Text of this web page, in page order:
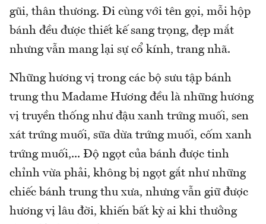
gũi, thân thương. Đi cùng với tên gọi, mỗi hộp
bánh đều được thiết kế sang trọng, đẹp mắt
nhưng vẫn mang lại sự cổ kính, trang nhã.
Những hương vị trong các bộ sưu tập bánh
trung thu Madame Hương đều là những hương
vị truyền thống như đậu xanh trứng muối, sen
xát trứng muối, sữa dừa trứng muối, cốm xanh
trứng muối,... Độ ngọt của bánh được tinh
chỉnh vừa phải, không bị ngọt gắt như những
chiếc bánh trung thu xưa, nhưng vẫn giữ được
hương vị lâu đời, khiến bất kỳ ai khi thưởng